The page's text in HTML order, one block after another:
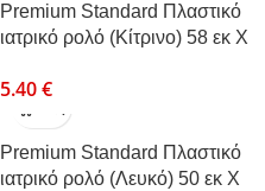
Premium Standard Πλαστικό
ιατρικό ρολό (Κίτρινο) 58 εκ Χ
5.40€
Premium Standard Πλαστικό
ιατρικό ρολό (Λευκό) 50 εκ Χ